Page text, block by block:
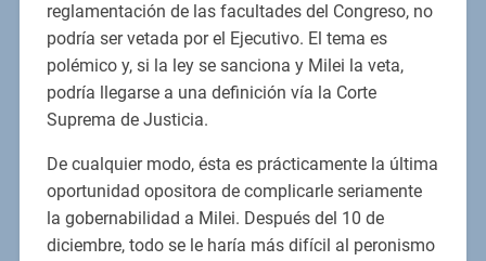
reglamentación de las facultades del Congreso, no
podría ser vetada por el Ejecutivo. El tema es
polémico y, si la ley se sanciona y Milei la veta,
podría llegarse a una definición vía la Corte
Suprema de Justicia.
De cualquier modo, ésta es prácticamente la última
oportunidad opositora de complicarle seriamente
la gobernabilidad a Milei. Después del 10 de
diciembre, todo se le haría más difícil al peronismo